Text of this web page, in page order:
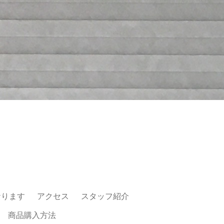
ます アクセス スタッフ紹介
商品購入方法